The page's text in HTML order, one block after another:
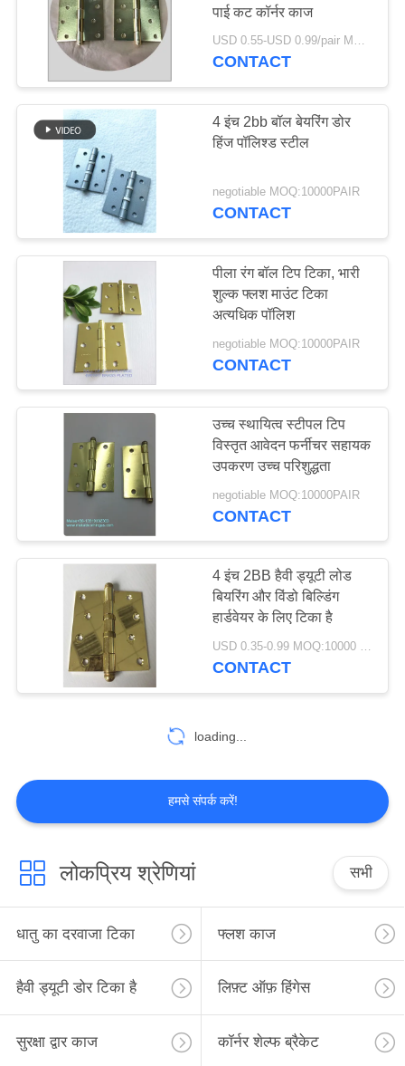
पाई कट कॉर्नर काज
USD 0.55-USD 0.99/pair MOQ:10000PAIR
CONTACT
4 इंच 2bb बॉल बेयरिंग डोर
हिंज पॉलिश्ड स्टील
negotiable MOQ:10000PAIR
CONTACT
पीला रंग बॉल टिप टिका, भारी
शुल्क फ्लश माउंट टिका
अत्यधिक पॉलिश
negotiable MOQ:10000PAIR
CONTACT
उच्च स्थायित्व स्टीपल टिप
विस्तृत आवेदन फर्नीचर सहायक
उपकरण उच्च परिशुद्धता
negotiable MOQ:10000PAIR
CONTACT
4 इंच 2BB हैवी ड्यूटी लोड
बियरिंग और विंडो बिल्डिंग
हार्डवेयर के लिए टिका है
USD 0.35-0.99 MOQ:10000 जोड़े
CONTACT
loading...
हमसे संपर्क करें!
लोकप्रिय श्रेणियां सभी
धातु का दरवाजा टिका फ्लश काज
हैवी ड्यूटी डोर टिका है लिफ़्ट ऑफ़ हिंगेस
सुरक्षा द्वार काज कॉर्नर शेल्फ ब्रैकेट